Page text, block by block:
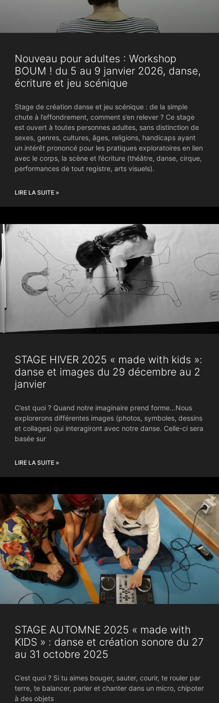
Nouveau pour adultes : Workshop
BOUM ! du 5 au 9 janvier 2026, danse,
écriture et jeu scénique
Stage de création danse et jeu scénique : de la simple
chute à l’effondrement, comment s’en relever ? Ce stage
est ouvert à toutes personnes adultes, sans distinction de
sexes, genres, cultures, âges, religions, handicaps ayant
un intérêt prononcé pour les pratiques exploratoires en lien
avec le corps, la scène et l’écriture (théâtre, danse, cirque,
performances de tout registre, arts visuels).
LIRE LA SUITE »
STAGE HIVER 2025 « made with kids »:
danse et images du 29 décembre au 2
janvier
C’est quoi ? Quand notre imaginaire prend forme…Nous
explorerons différentes images (photos, symboles, dessins
et collages) qui interagiront avec notre danse. Celle-ci sera
basée sur
LIRE LA SUITE »
STAGE AUTOMNE 2025 « made with
KIDS » : danse et création sonore du 27
au 31 octobre 2025
C’est quoi ? Si tu aimes bouger, sauter, courir, te rouler par
terre, te balancer, parler et chanter dans un micro, chipoter
à des objets